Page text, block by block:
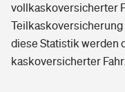
vollkaskoversicherter
Teilkaskoversicherung
diese Statistik werden
kaskoversicherter